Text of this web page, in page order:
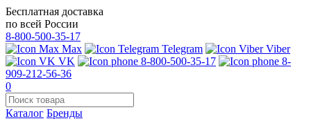
Бесплатная доставка
по всей России
8-800-500-35-17
Max
Telegram
Viber
VK
8-800-500-35-17
8-
909-212-56-36
0
Каталог Бренды